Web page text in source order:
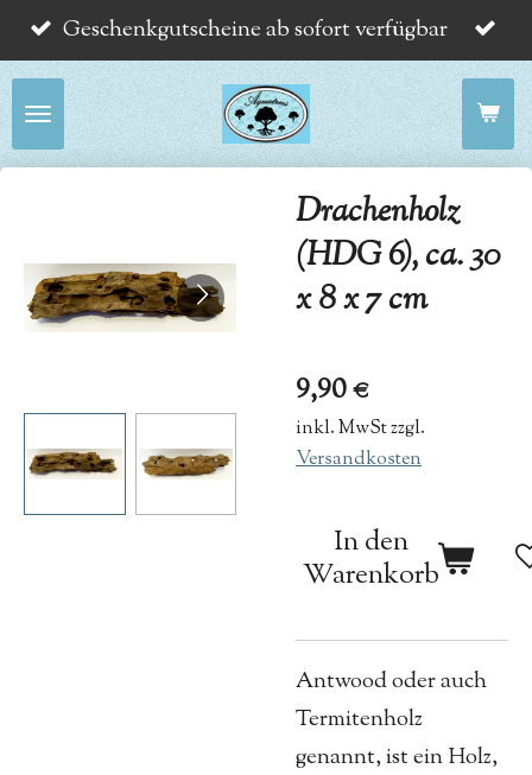
Zum
Hauptinhalt
springen
Geschenkgutscheine ab sofort verfügbar
Drachenholz
(HDG 6), ca. 30
x 8 x 7 cm
9,90 €
inkl. MwSt zzgl.
Versandkosten
In den
Warenkorb
Antwood oder auch
Termitenholz
genannt, ist ein Holz,